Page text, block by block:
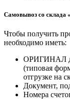
Самовывоз со
Чтобы получить
необходимо иметь:
ОРИГИНАЛ
(типовая
отгрузке на
Документ,
Номера